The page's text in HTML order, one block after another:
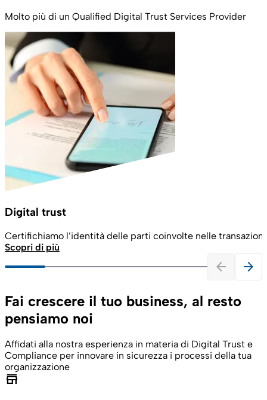
Molto più di un Qualified Digital Trust Services Provider
Digital trust
Certifichiamo l’identità delle parti coinvolte nelle
Scopri di più
arrow_back arrow_forward
Fai crescere il tuo business, al resto
pensiamo noi
Affidati alla nostra esperienza in materia di Digital Trust e
Compliance per innovare in sicurezza i processi della tua
organizzazione
store